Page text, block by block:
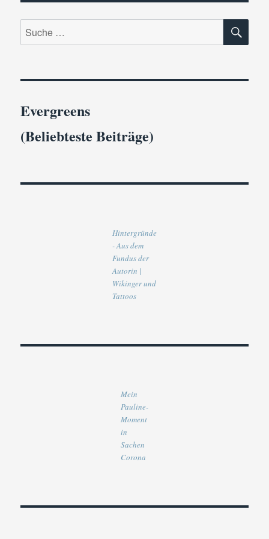
Suche
nach:
Evergreens
(Beliebteste Beiträge)
Hintergründe
- Aus dem
Fundus der
Autorin |
Wikinger und
Tattoos
Mein
Pauline-
Moment
in
Sachen
Corona